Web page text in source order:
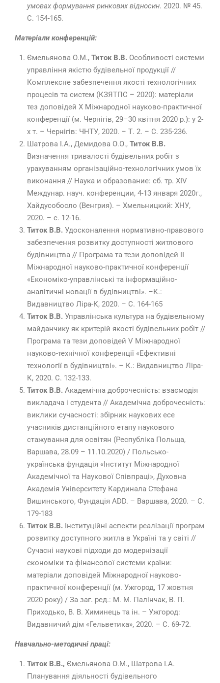
умовах формування ринкових відносин. 2020. № 45.
С. 154-165.
Матеріали конференцій:
Ємельянова О.М., Титок В.В. Особливості системи
управління якістю будівельної продукції //
Комплексне забезпечення якості технологічних
процесів та систем (КЗЯТПС – 2020): матеріали
тез доповідей X Міжнародної науково-практичної
конференції (м. Чернігів, 29–30 квітня 2020 р.): у 2-
х т. – Чернігів: ЧНТУ, 2020. – Т. 2. – С. 235-236.
Шатрова І.А., Демидова О.О., Титок В.В.
Визначення тривалості будівельних робіт з
урахуванням організаційно-технологічних умов їх
виконання // Наука и образование: сб. тр. XIV
Междунар. науч. конференции, 4-13 января 2020г.,
Хайдусобосло (Венгрия). – Хмельницкий: ХНУ,
2020. – с. 12-16.
Титок В.В. Удосконалення нормативно-правового
забезпечення розвитку доступності житлового
будівництва // Програма та тези доповідей ІІ
Міжнародної науково-практичної конференції
«Економіко-управлінські та інформаційно-
аналітичні новації в будівництві». –К.:
Видавництво Ліра-К, 2020. – С. 164-165
Титок В.В. Управлінська культура на будівельному
майданчику як критерій якості будівельних робіт //
Програма та тези доповідей V Міжнародної
науково-технічної конференції «Ефективні
технології в будівництві». – К.: Видавництво Ліра-
К, 2020. С. 132-133.
Титок В.В. Академічна доброчесність: взаємодія
викладача і студента // Академічна доброчесність:
виклики сучасності: збірник наукових есе
учасників дистанційного етапу наукового
стажування для освітян (Республіка Польща,
Варшава, 28.09 – 11.10.2020) / Польсько-
українська фундація «Інститут Міжнародної
Академічної та Наукової Співпраці», Духовна
Академія Університету Кардинала Стефана
Вишинського, Фундація ADD. – Варшава, 2020. – С.
179-183
Титок В.В. Інституційні аспекти реалізації програм
розвитку доступного житла в Україні та у світі //
Сучасні наукові підходи до модернізації
економіки та фінансової системи країни:
матеріали доповідей Міжнародної науково-
практичної конференції (м. Ужгород, 17 жовтня
2020 року) / За заг. ред.: М. М. Палінчак, В. П.
Приходько, В. В. Химинець та ін. – Ужгород:
Видавничий дім «Гельветика», 2020. – C. 69-72.
Навчально-методичні праці:
Титок В.В., Ємельянова О.М., Шатрова І.А.
Планування діяльності будівельного